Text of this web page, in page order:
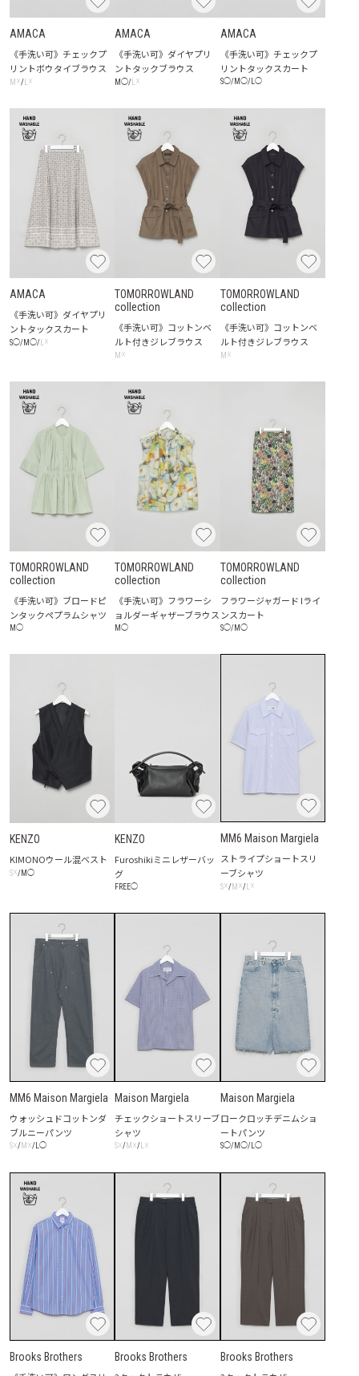
AMACA
《手洗い可》チェックプ
リントボウタイブラウス
M ☓/ ☓
AMACA
《手洗い可》ダイヤプリ
ントタックブラウス
M◯/ ☓
AMACA
《手洗い可》チェックプ
リントタックスカート
S◯/M◯/L◯
AMACA
《手洗い可》ダイヤプリ
ントタックスカート
S◯/M◯/ ☓
TOMORROWLAND
collection
《手洗い可》コットンベ
ルト付きジレブラウス
M ☓
TOMORROWLAND
collection
《手洗い可》コットンベ
ルト付きジレブラウス
M ☓
TOMORROWLAND
collection
《手洗い可》ブロードピ
ンタックペプラムシャツ
M◯
TOMORROWLAND
collection
《手洗い可》フラワーシ
ョルダーギャザーブラウス
M◯
TOMORROWLAND
collection
フラワージャガード Iライ
ンスカート
S◯/M◯
KENZO
KIMONOウール混ベスト
S☓/M◯
KENZO
Furoshikiミニレザーバッ
グ
FREE◯
MM6 Maison Margiela
ストライプショートスリ
ーブシャツ
S☓/M ☓/L ☓
MM6 Maison Margiela
ウォッシュドコットンダ
ブルニーパンツ
S☓/M ☓/L◯
Maison Margiela
チェックショートスリーブ
シャツ
S☓/M ☓/L☓
Maison Margiela
ロークロッチデニムショ
ートパンツ
S◯/M◯/L ◯
Brooks Brothers
Brooks Brothers
Brooks Brothers